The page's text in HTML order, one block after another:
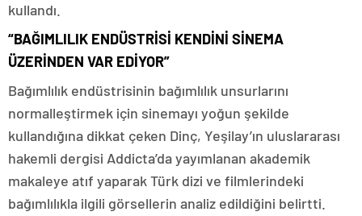
kullandı.
“BAĞIMLILIK ENDÜSTRİSİ KENDİNİ SİNEMA
ÜZERİNDEN VAR EDİYOR”
Bağımlılık endüstrisinin bağımlılık unsurlarını
normalleştirmek için sinemayı yoğun şekilde
kullandığına dikkat çeken Dinç, Yeşilay’ın uluslararası
hakemli dergisi Addicta’da yayımlanan akademik
makaleye atıf yaparak Türk dizi ve filmlerindeki
bağımlılıkla ilgili görsellerin analiz edildiğini belirtti.